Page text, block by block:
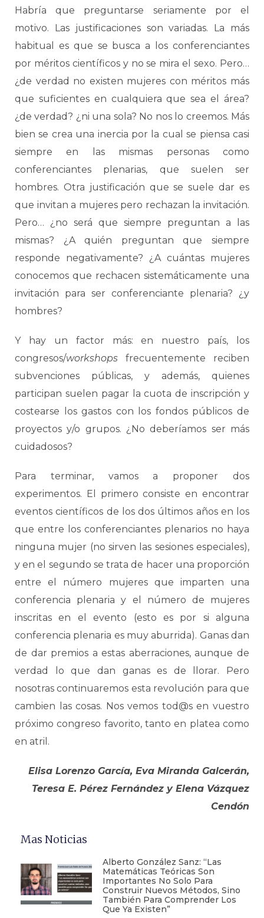
Habría que preguntarse seriamente por el
motivo. Las justificaciones son variadas. La más
habitual es que se busca a los conferenciantes
por méritos científicos y no se mira el sexo. Pero…
¿de verdad no existen mujeres con méritos más
que suficientes en cualquiera que sea el área?
¿de verdad? ¿ni una sola? No nos lo creemos. Más
bien se crea una inercia por la cual se piensa casi
siempre en las mismas personas como
conferenciantes plenarias, que suelen ser
hombres. Otra justificación que se suele dar es
que invitan a mujeres pero rechazan la invitación.
Pero… ¿no será que siempre preguntan a las
mismas? ¿A quién preguntan que siempre
responde negativamente? ¿A cuántas mujeres
conocemos que rechacen sistemáticamente una
invitación para ser conferenciante plenaria? ¿y
hombres?
Y hay un factor más: en nuestro país, los
congresos/workshops frecuentemente reciben
subvenciones públicas, y además, quienes
participan suelen pagar la cuota de inscripción y
costearse los gastos con los fondos públicos de
proyectos y/o grupos. ¿No deberíamos ser más
cuidadosos?
Para terminar, vamos a proponer dos
experimentos. El primero consiste en encontrar
eventos científicos de los dos últimos años en los
que entre los conferenciantes plenarios no haya
ninguna mujer (no sirven las sesiones especiales),
y en el segundo se trata de hacer una proporción
entre el número mujeres que imparten una
conferencia plenaria y el número de mujeres
inscritas en el evento (esto es por si alguna
conferencia plenaria es muy aburrida). Ganas dan
de dar premios a estas aberraciones, aunque de
verdad lo que dan ganas es de llorar. Pero
nosotras continuaremos esta revolución para que
cambien las cosas. Nos vemos tod@s en vuestro
próximo congreso favorito, tanto en platea como
en atril.
Elisa Lorenzo García, Eva Miranda Galcerán,
Teresa E. Pérez Fernández y Elena Vázquez
Cendón
Mas Noticias
Alberto González Sanz: “Las
Matemáticas Teóricas Son
Importantes No Solo Para
Construir Nuevos Métodos, Sino
También Para Comprender Los
Que Ya Existen”